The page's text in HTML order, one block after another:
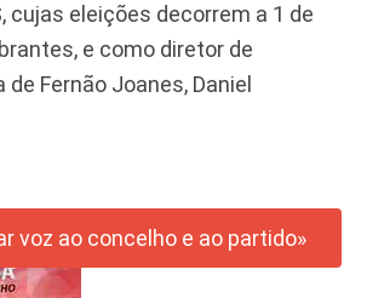
cujas eleições decorrem a 1 de
e como diretor de
Fernão Joanes, Daniel